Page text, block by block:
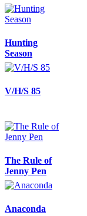
Hunting
Season
V/H/S 85
The Rule of
Jenny Pen
Anaconda